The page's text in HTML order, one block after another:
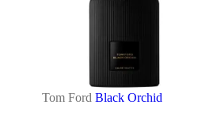
Tom Ford Black Orchid